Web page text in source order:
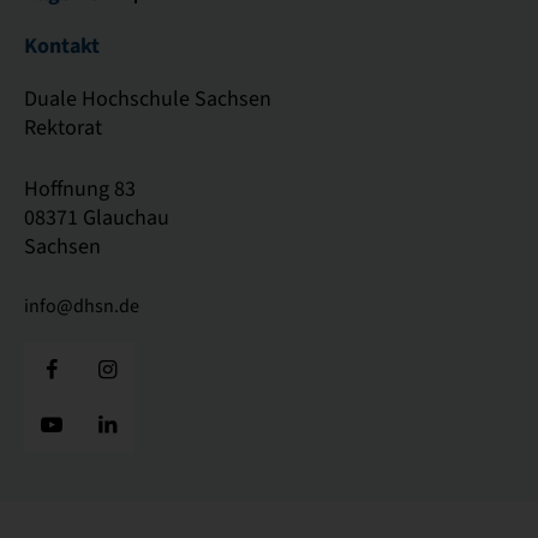
Kontakt
Duale Hochschule Sachsen
Rektorat
Hoffnung 83
08371 Glauchau
Sachsen
info@dhsn.de